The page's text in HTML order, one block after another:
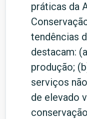
práticas da
tendências
destacam:
produção;
serviços
de elevado